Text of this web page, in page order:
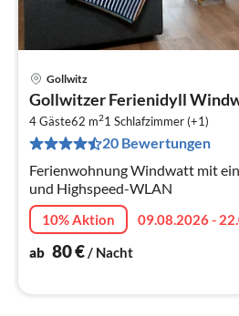
Gollwitz
Gollwitzer Ferienidyll
4 Gäste62 m21 Schlafzimmer (+1)
20 Bewertungen
Ferienwohnung Windwatt mit
und Highspeed-WLAN
10% Aktion
09.08.2026 -
ab 80€/ Nacht